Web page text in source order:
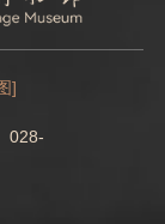
]
028-